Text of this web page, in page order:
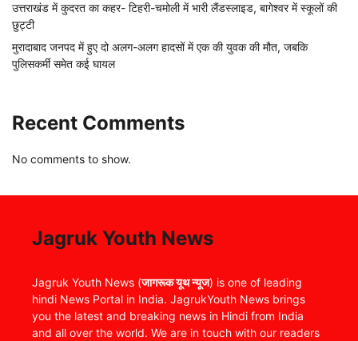
उत्तराखंड में कुदरत का कहर- टिहरी-चमोली में भारी लैंडस्लाइड, बागेश्वर में स्कूलों की
छुट्टी
मुरादाबाद जनपद में हुए दो अलग-अलग हादसों में एक की युवक की मौत, जबकि
पुलिसकर्मी समेत कई घायल
Recent Comments
No comments to show.
Jagruk Youth News
Jagruk Youth News (जागरूक यूथ न्यूज) is one of leading
hindi News Portal in India. JagrukYouth News brings
you the latest and breaking news in Hindi from India
and all over the world. We are in touch with our readers